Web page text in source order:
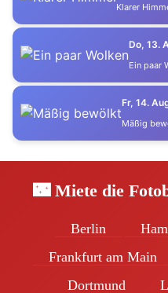
Klarer
Do, 13.
Ein paar
Fr, 14.
Mäßig
🌃 Miete die
Berlin
Frankfurt am Main
Dortmund